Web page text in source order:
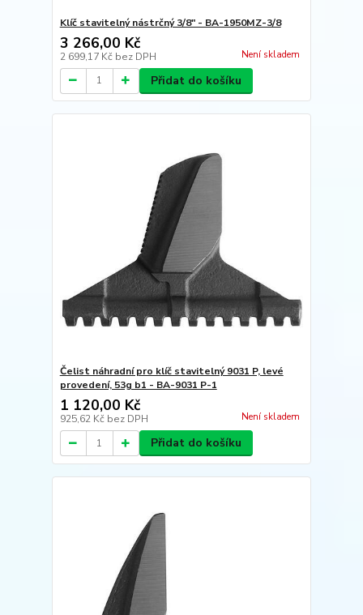
Klíč stavitelný nástrčný 3/8" - BA-1950MZ-3/8
3 266,00 Kč
2 699,17 Kč bez DPH Není skladem
Přidat do košíku
Čelist náhradní pro klíč stavitelný 9031 P, levé
provedení, 53g b1 - BA-9031 P-1
1 120,00 Kč
925,62 Kč bez DPH Není skladem
Přidat do košíku